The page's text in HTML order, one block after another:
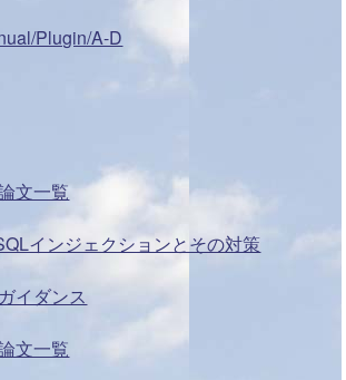
Plugin/A-D
文一覧
インジェクションとその対策
イダンス
文一覧